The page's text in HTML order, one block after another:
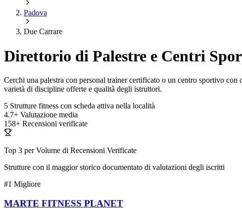
Padova
Due Carrare
Direttorio di Palestre e Centri
Cerchi una palestra con personal trainer certificato o un centro sportivo
varietà di discipline offerte e qualità degli istruttori.
5 Strutture fitness con scheda attiva nella località
4.7+ Valutazione media
158+ Recensioni verificate
Top 3 per Volume di Recensioni Verificate
Strutture con il maggior storico documentato di valutazioni degli iscritti
#1 Migliore
MARTE FITNESS PLANET